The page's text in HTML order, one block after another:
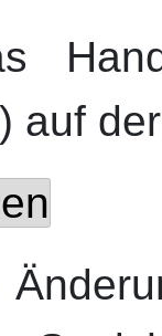
auf